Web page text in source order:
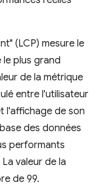
(LCP) mesure le
plus grand
de la métrique
entre l'utilisateur
l'affichage de son
des données
performants
valeur de la
de 99.